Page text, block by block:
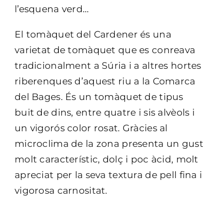
l’esquena verd…
El tomàquet del Cardener és una
varietat de tomàquet que es conreava
tradicionalment a Súria i a altres hortes
riberenques d’aquest riu a la Comarca
del Bages. És un tomàquet de tipus
buit de dins, entre quatre i sis alvèols i
un vigorós color rosat. Gràcies al
microclima de la zona presenta un gust
molt característic, dolç i poc àcid, molt
apreciat per la seva textura de pell fina i
vigorosa carnositat.